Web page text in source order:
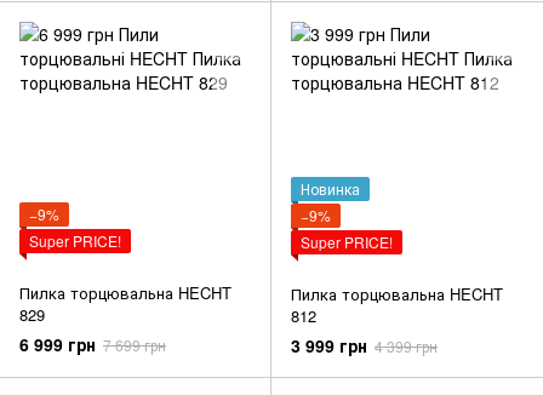
−9%
Super PRICE!
Пилка торцювальна HECHT
829
6 999 грн 7 699 грн
Новинка
−9%
Super PRICE!
Пилка торцювальна HECHT
812
3 999 грн 4 399 грн